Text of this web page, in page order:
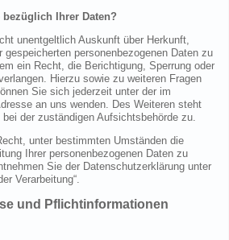
bezüglich Ihrer Daten?
unentgeltlich Auskunft über Herkunft,
gespeicherten personenbezogenen Daten zu
ein Recht, die Berichtigung, Sperrung oder
Hierzu sowie zu weiteren Fragen
Sie sich jederzeit unter der im
an uns wenden. Des Weiteren steht
der zuständigen Aufsichtsbehörde zu.
unter bestimmten Umständen die
Ihrer personenbezogenen Daten zu
Sie der Datenschutzerklärung unter
Verarbeitung“.
und Pflichtinformationen